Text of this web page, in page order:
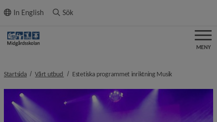
innehållet
In English Sök
MENY
Startsida Vårt utbud nivå i brödsmulenavigeringen
Estetiska programmet inriktning Musiknivå i